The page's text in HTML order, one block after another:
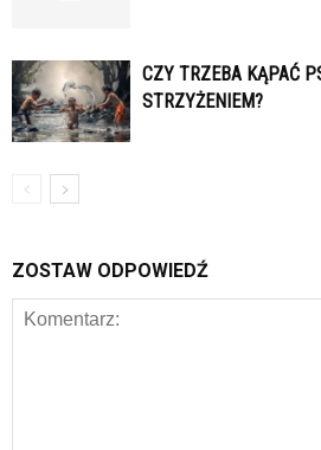
CZY TRZEBA KĄPAĆ
STRZYŻENIEM?
ZOSTAW ODPOWIEDŹ